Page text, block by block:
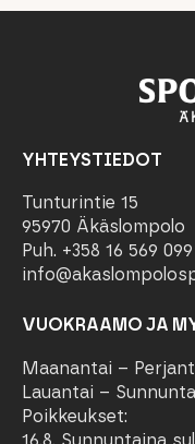
YHTEYSTIEDOT
Tunturintie 15
95970 Äkäslompolo
Puh. +358 16 569 099
VUOKRAAMO JA
Maanantai –
Lauantai –
Poikkeukset: